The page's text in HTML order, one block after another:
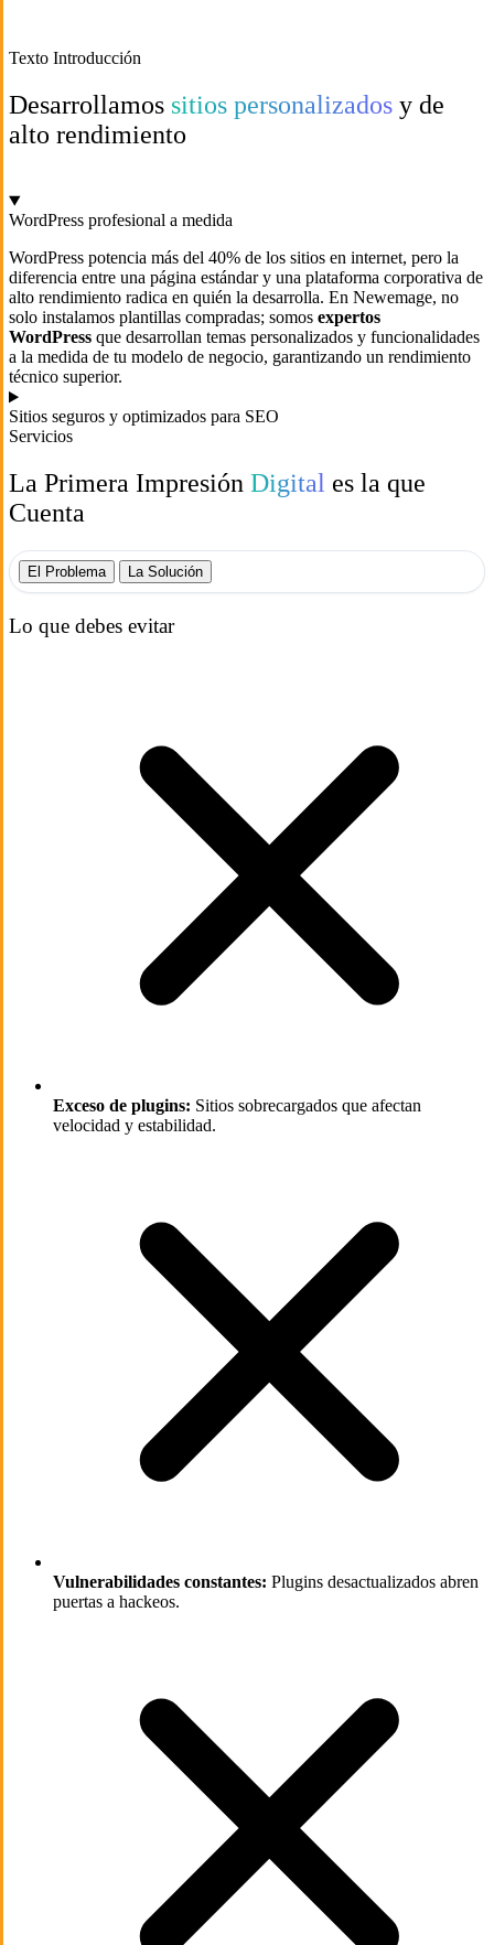
Texto Introducción
Desarrollamos sitios personalizados y de
alto rendimiento
WordPress profesional a medida
WordPress potencia más del 40% de los sitios en internet, pero la
diferencia entre una página estándar y una plataforma corporativa de
alto rendimiento radica en quién la desarrolla. En Newemage, no
solo instalamos plantillas compradas; somos expertos
WordPress que desarrollan temas personalizados y funcionalidades
a la medida de tu modelo de negocio, garantizando un rendimiento
técnico superior.
Sitios seguros y optimizados para SEO
Servicios
La Primera Impresión Digital es la que
Cuenta
El Problema La Solución
Lo que debes evitar
Exceso de plugins: Sitios sobrecargados que afectan
velocidad y estabilidad.
Vulnerabilidades constantes: Plugins desactualizados abren
puertas a hackeos.